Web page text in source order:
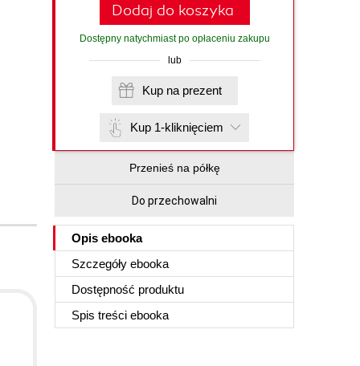
Dodaj do koszyka
Dostępny natychmiast po opłaceniu zakupu
lub
Kup na prezent
Kup 1-kliknięciem
Przenieś na półkę
Do przechowalni
Opis ebooka
Szczegóły ebooka
Dostępność produktu
Spis treści ebooka